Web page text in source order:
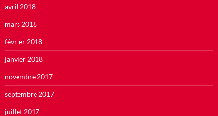
avril 2018
mars 2018
février 2018
janvier 2018
novembre 2017
septembre 2017
juillet 2017